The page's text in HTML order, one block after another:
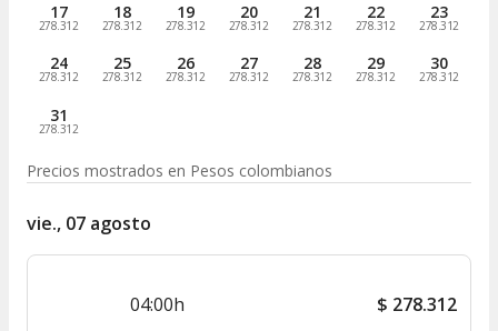
17
278.312
18
278.312
19
278.312
20
278.312
21
278.312
22
278.312
23
278.312
24
278.312
25
278.312
26
278.312
27
278.312
28
278.312
29
278.312
30
278.312
31
278.312
Precios mostrados en Pesos colombianos
vie., 07 agosto
04:00h $ 278.312